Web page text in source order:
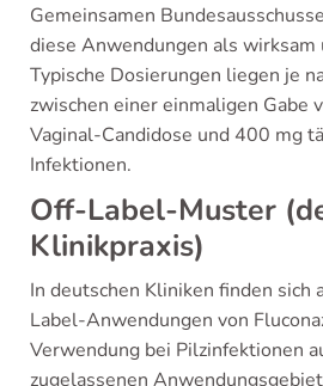
Gemeinsamen
diese Anwendungen als wirksam
Typische Dosierungen liegen je
zwischen einer einmaligen Gabe
Vaginal-Candidose und 400 mg
Infektionen.
Off-Label-Muster
Klinikpraxis)
In deutschen Kliniken finden sich
Label-Anwendungen von
Verwendung bei Pilzinfektionen
zugelassenen